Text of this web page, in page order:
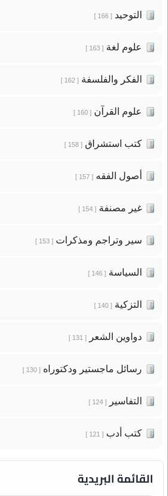
التوحيد[ 166 ]
علوم لغة[ 163 ]
الفكر والفلسفة[ 162 ]
علوم القرآن[ 160 ]
كتب استشراق[ 158 ]
أصول الفقه[ 157 ]
غير مصنفة[ 154 ]
سير وتراجم ومذكرات[ 153 ]
السياسة[ 146 ]
التزكية[ 140 ]
دواوين الشعر[ 131 ]
رسائل ماجستير ودكتوراه[ 130 ]
التفاسير[ 124 ]
كتب أدب[ 121 ]
القائمة البريدية